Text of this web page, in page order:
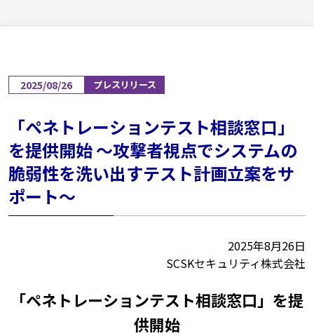
2025/08/26 プレスリリース
「ペネトレーションテスト相談窓口」
を提供開始 ～攻撃者視点でシステムの
脆弱性を洗い出すテスト計画立案をサ
ポート～
2025年8月26日
SCSKセキュリティ株式会社
「ペネトレーションテスト相談窓口」を提
供開始